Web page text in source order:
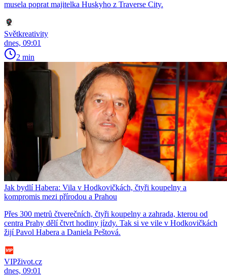
musela poprat majitelka Huskyho z Traverse City.
Světkreativity
dnes, 09:01
2 min
Jak bydlí Habera: Vila v Hodkovičkách, čtyři koupelny a
kompromis mezi přírodou a Prahou
Přes 300 metrů čtverečních, čtyři koupelny a zahrada, kterou od
centra Prahy dělí čtvrt hodiny jízdy. Tak si ve vile v Hodkovičkách
žijí Pavol Habera a Daniela Peštová.
VIPživot.cz
dnes, 09:01